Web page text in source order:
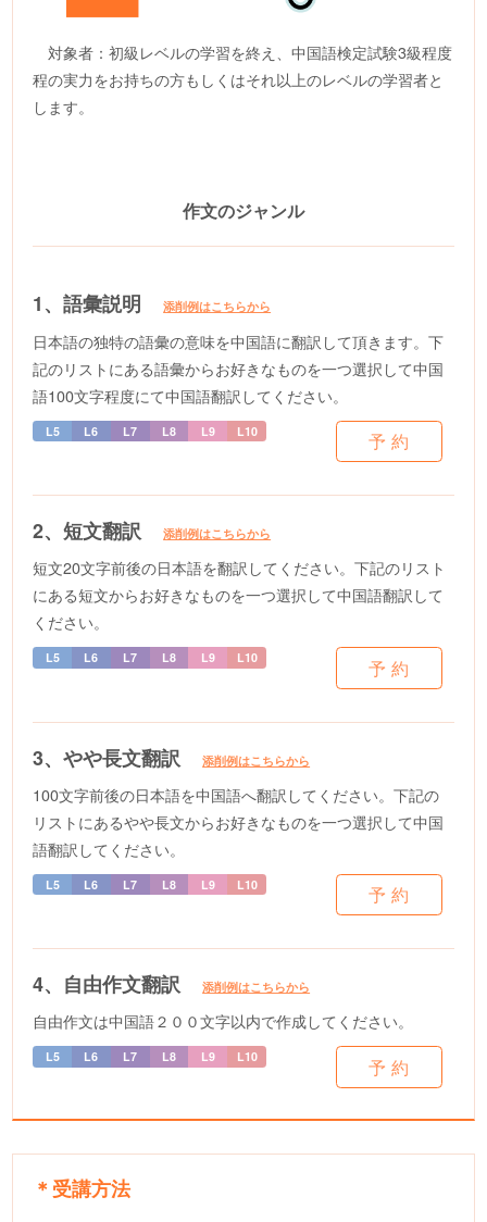
対象者：初級レベルの学習を終え、中国語検定試験3級程度
程の実力をお持ちの方もしくはそれ以上のレベルの学習者と
します。
作文のジャンル
1、語彙説明 添削例はこちらから
日本語の独特の語彙の意味を中国語に翻訳して頂きます。下
記のリストにある語彙からお好きなものを一つ選択して中国
語100文字程度にて中国語翻訳してください。
予 約
2、短文翻訳 添削例はこちらから
短文20文字前後の日本語を翻訳してください。下記のリスト
にある短文からお好きなものを一つ選択して中国語翻訳して
ください。
予 約
3、やや長文翻訳 添削例はこちらから
100文字前後の日本語を中国語へ翻訳してください。下記の
リストにあるやや長文からお好きなものを一つ選択して中国
語翻訳してください。
予 約
4、自由作文翻訳 添削例はこちらから
自由作文は中国語２００文字以内で作成してください。
予 約
＊受講方法